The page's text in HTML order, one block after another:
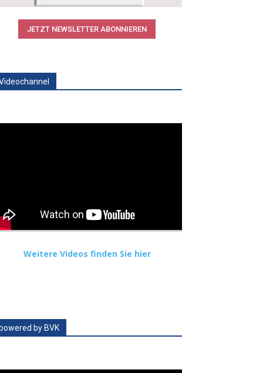
JETZT NEWSLETTER ABONNIEREN
Weitere Videos finden Sie hier
by BVK